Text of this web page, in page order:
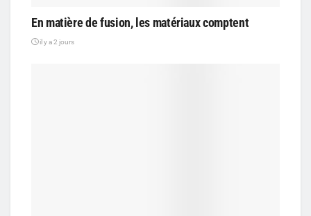
En matière de fusion, les matériaux comptent
il y a 2 jours